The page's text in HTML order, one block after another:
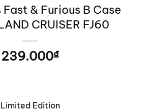
& Furious B Case
CRUISER FJ60
239.000₫
Limited Edition